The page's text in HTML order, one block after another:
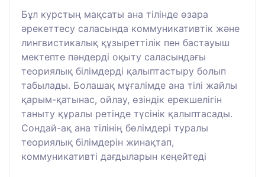
Бұл курстың мақсаты ана тілінде өзара
әрекеттесу саласында коммуникативтік және
лингвистикалық құзыреттілік пен бастауыш
мектепте пәндерді оқыту саласындағы
теориялық білімдерді қалыптастыру болып
табылады. Болашақ мұғалімде ана тілі жайлы
қарым-қатынас, ойлау, өзіндік ерекшелігін
таныту құралы ретінде түсінік қалыптасады.
Сондай-ақ ана тілінің бөлімдері туралы
теориялық білімдерін жинақтап,
коммуникативті дағдыларын кеңейтеді